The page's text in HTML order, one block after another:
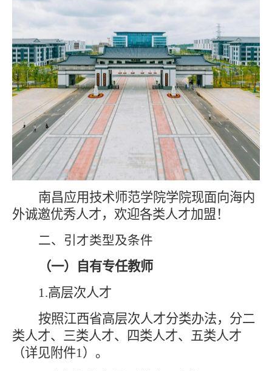
南昌应用技术师范学院学院现面向海内
外诚邀优秀人才，欢迎各类人才加盟！
二、 引才类型及条件
（一）自有专任教师
1.高层次人才
按照江西省高层次人才分类办法，分二
类人才、三类人才、四类人才、五类人才
（详见附件1）。